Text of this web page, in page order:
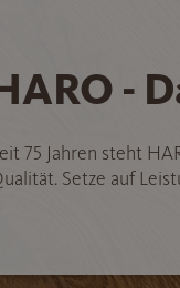
-
75 Jahren steht
Setze auf